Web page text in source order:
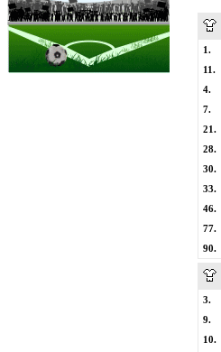
1.
11.
4.
7.
21.
28.
30.
33.
46.
77.
90.
3.
9.
10.